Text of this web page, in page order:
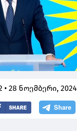
• 28 ნოემბერი, 2024